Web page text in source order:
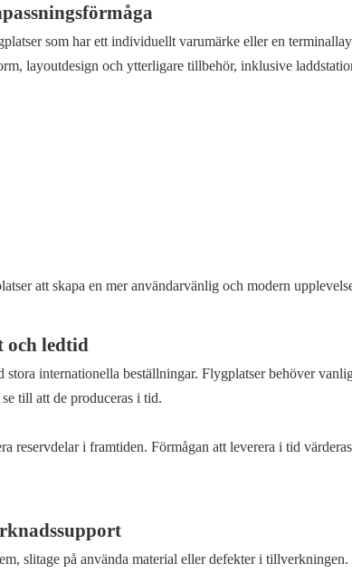
som har ett individuellt varumärke eller en
layoutdesign och ytterligare tillbehör, inklusive
att skapa en mer användarvänlig och modern
och ledtid
stora internationella beställningar. Flygplatser behöver
till att de produceras i tid.
reservdelar i framtiden. Förmågan att leverera i tid
slitage på använda material eller defekter i